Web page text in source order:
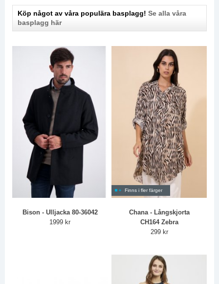
Köp något av våra populära basplagg! Se alla våra
basplagg här
Bison - Ulljacka 80-36042
1999 kr
Finns i fler färger
Chana - Långskjorta
CH164 Zebra
299 kr